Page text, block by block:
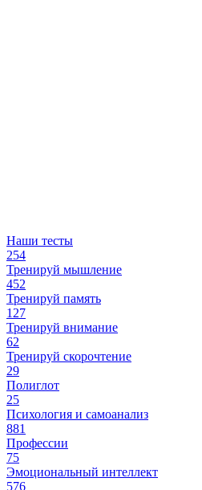
Наши тесты
254
Тренируй мышление
452
Тренируй память
127
Тренируй внимание
62
Тренируй скорочтение
29
Полиглот
25
Психология и самоанализ
881
Профессии
75
Эмоциональный интеллект
576